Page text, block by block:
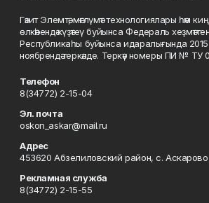
Гәзит Элемтә, мәғлүмәт технологиялары һәм
өлкәһендә күҙәтеү буйынса Федераль
Республикаһы буйынса идаралығында
ноябрендә теркәлде. Теркәү номеры ПИ № ТУ
Телефон
8(34772) 2-15-04
Эл. почта
oskon_askar@mail.ru
Адрес
453620 Абзелиловский район, с.
Рекламная служба
8(34772) 2-15-55